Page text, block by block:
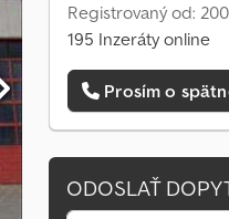
Registrovaný od:
195 Inzeráty online
Prosím o
ODOSLAŤ